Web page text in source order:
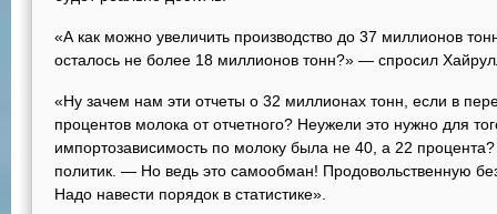
«А как можно увеличить производство до 37 миллионов
осталось не более 18 миллионов тонн?» — спросил
«Ну зачем нам эти отчеты о 32 миллионах тонн, если в
процентов молока от отчетного? Неужели это нужно для
импортозависимость по молоку была не 40, а 22
политик. — Но ведь это самообман! Продовольственную
Надо навести порядок в статистике».